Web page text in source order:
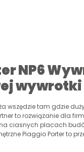
NP6
wywrotki
wszędzie tam gdzie
to rozwiązanie dla
ciasnych placach
Piaggio Porter to